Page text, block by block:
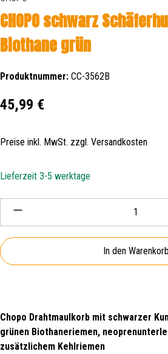
CHOPO schwarz
Biothane grün
Produktnummer: CC-3562B
Regulärer Preis:
45,99 €
Preise inkl. MwSt. zzgl. Versandkosten
Lieferzeit 3-5 werktage
Produkt Anzahl: Gib den
In den Warenkorb
Chopo Drahtmaulkorb mit schwarzer
grünen Biothaneriemen,
zusätzlichem Kehlriemen